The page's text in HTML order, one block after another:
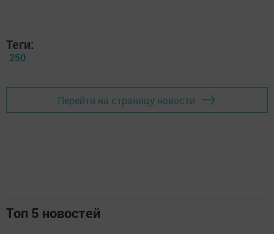
Теги:
250
Перейти на страницу новости
Топ 5 новостей